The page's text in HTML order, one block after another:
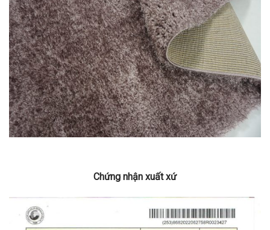
Chứng nhận xuất xứ